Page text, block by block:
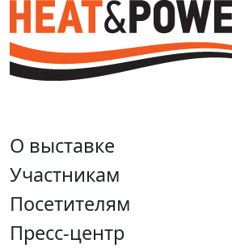
О выставке
Участникам
Посетителям
Пресс-центр